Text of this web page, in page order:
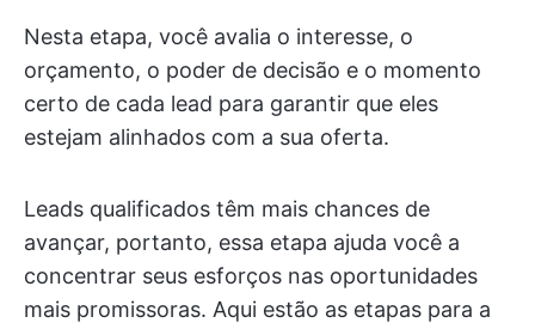
Nesta etapa, você avalia o interesse, o
orçamento, o poder de decisão e o momento
certo de cada lead para garantir que eles
estejam alinhados com a sua oferta.
Leads qualificados têm mais chances de
avançar, portanto, essa etapa ajuda você a
concentrar seus esforços nas oportunidades
mais promissoras. Aqui estão as etapas para a